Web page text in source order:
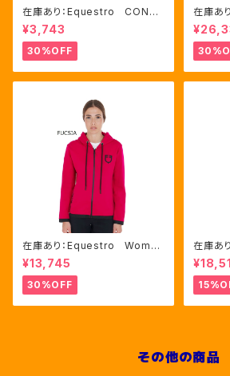
在庫あり：Equestro CONTR
ASTING LOGO ソックス 2
色（ETU00019）
¥3,743
30%OFF
在庫あ
stro
ット
0）
在庫あり：Equestro Wome
n's インターロックフロントジ
ップ フーディ ピンク・ブルー
2色（ETW00046）
¥13,745
30%OFF
在庫あ
n's レ
Mサイ
その他の商品